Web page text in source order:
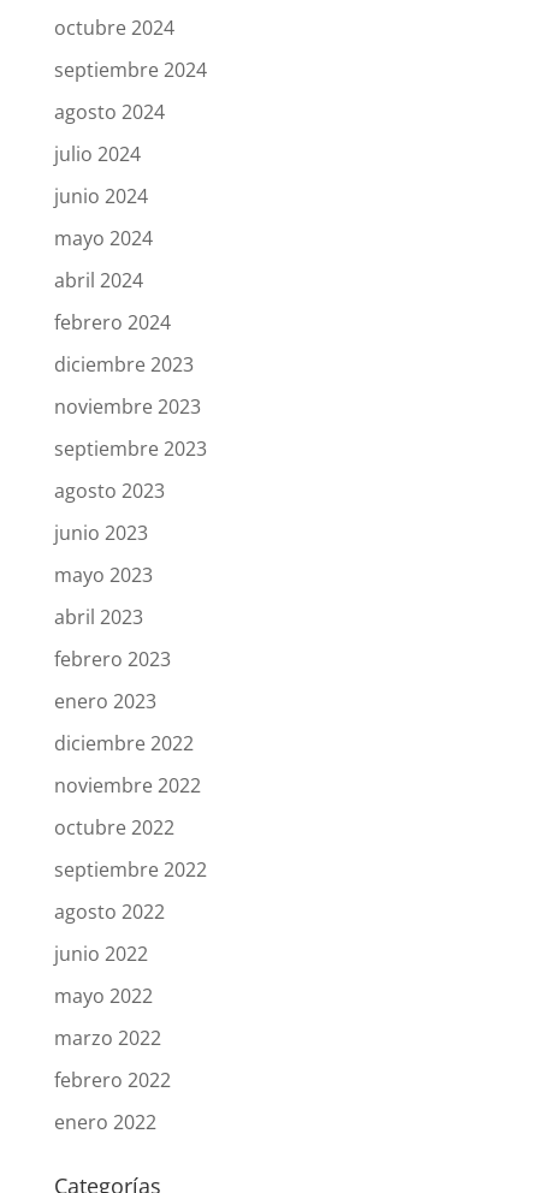
octubre 2024
septiembre 2024
agosto 2024
julio 2024
junio 2024
mayo 2024
abril 2024
febrero 2024
diciembre 2023
noviembre 2023
septiembre 2023
agosto 2023
junio 2023
mayo 2023
abril 2023
febrero 2023
enero 2023
diciembre 2022
noviembre 2022
octubre 2022
septiembre 2022
agosto 2022
junio 2022
mayo 2022
marzo 2022
febrero 2022
enero 2022
Categorías